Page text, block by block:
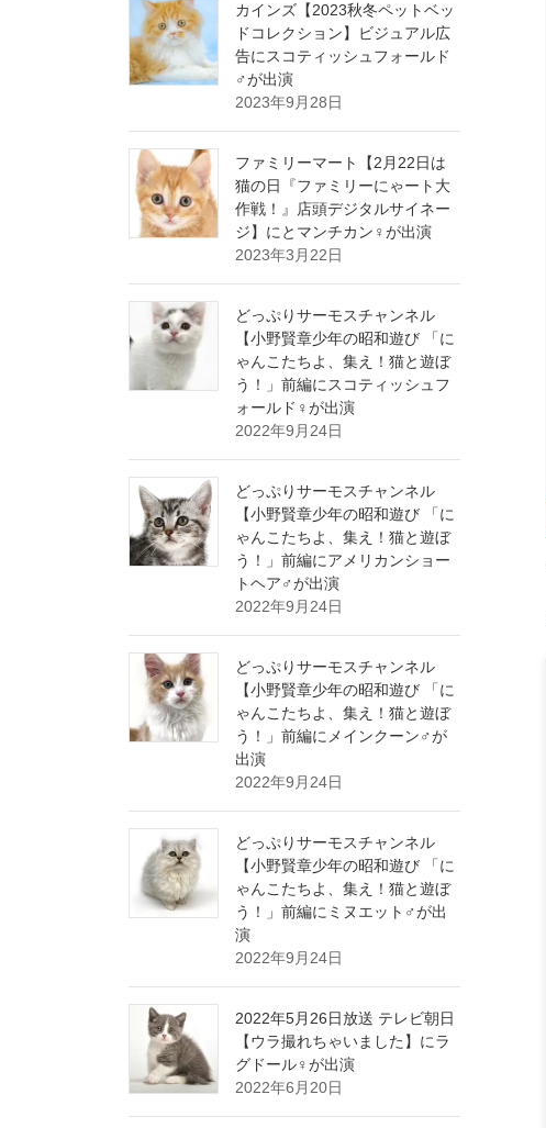
カインズ【2023秋冬ペットベッ
ドコレクション】ビジュアル広
告にスコティッシュフォールド
♂が出演
2023年9月28日
ファミリーマート【2月22日は
猫の日『ファミリーにゃート大
作戦！』店頭デジタルサイネー
ジ】にとマンチカン♀が出演
2023年3月22日
どっぷりサーモスチャンネル
【小野賢章少年の昭和遊び 「に
ゃんこたちよ、集え！猫と遊ぼ
う！」前編にスコティッシュフ
ォールド♀が出演
2022年9月24日
どっぷりサーモスチャンネル
【小野賢章少年の昭和遊び 「に
ゃんこたちよ、集え！猫と遊ぼ
う！」前編にアメリカンショー
トヘア♂が出演
2022年9月24日
どっぷりサーモスチャンネル
【小野賢章少年の昭和遊び 「に
ゃんこたちよ、集え！猫と遊ぼ
う！」前編にメインクーン♂が
出演
2022年9月24日
どっぷりサーモスチャンネル
【小野賢章少年の昭和遊び 「に
ゃんこたちよ、集え！猫と遊ぼ
う！」前編にミヌエット♂が出
演
2022年9月24日
2022年5月26日放送 テレビ朝日
【ウラ撮れちゃいました】にラ
グドール♀が出演
2022年6月20日